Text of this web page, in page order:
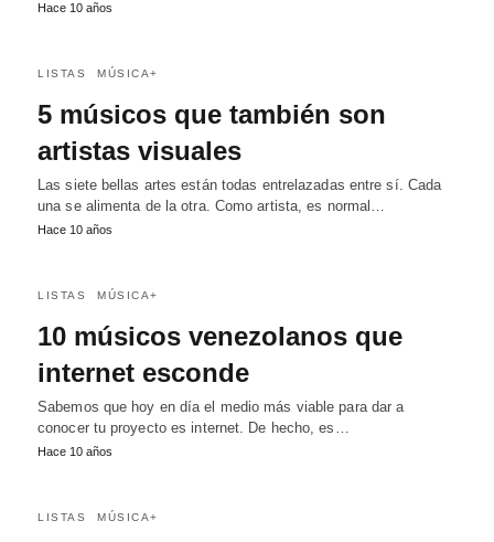
Hace 10 años
LISTAS MÚSICA+
5 músicos que también son
artistas visuales
Las siete bellas artes están todas entrelazadas entre sí. Cada
una se alimenta de la otra. Como artista, es normal…
Hace 10 años
LISTAS MÚSICA+
10 músicos venezolanos que
internet esconde
Sabemos que hoy en día el medio más viable para dar a
conocer tu proyecto es internet. De hecho, es…
Hace 10 años
LISTAS MÚSICA+